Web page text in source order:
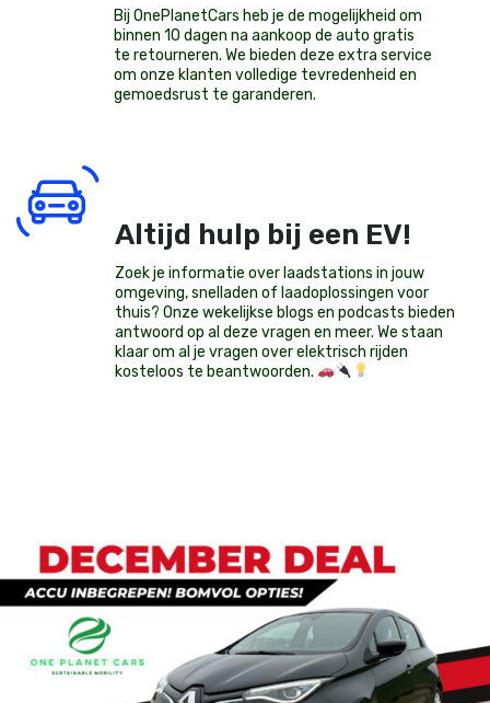
Bij OnePlanetCars heb je de mogelijkheid om
binnen 10 dagen na aankoop de auto gratis
te retourneren. We bieden deze extra service
om onze klanten volledige tevredenheid en
gemoedsrust te garanderen.
Altijd hulp bij een EV!
Zoek je informatie over laadstations in jouw
omgeving, snelladen of laadoplossingen voor
thuis? Onze wekelijkse blogs en podcasts bieden
antwoord op al deze vragen en meer. We staan
klaar om al je vragen over elektrisch rijden
kosteloos te beantwoorden.